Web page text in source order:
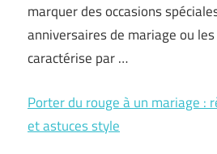
marquer des occasions
anniversaires de mariage ou
caractérise par …
Porter du rouge à un mariage :
et astuces style